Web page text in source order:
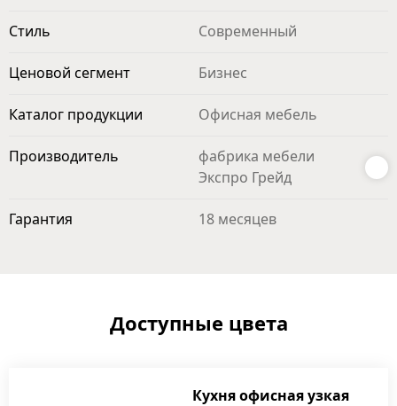
Стиль Современный
Ценовой сегмент Бизнес
Каталог продукции Офисная мебель
Производитель
фабрика мебели
Экспро Грейд
Гарантия 18 месяцев
Доступные цвета
Кухня офисная узкая